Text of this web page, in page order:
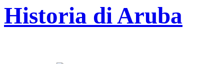
Historia di Aruba